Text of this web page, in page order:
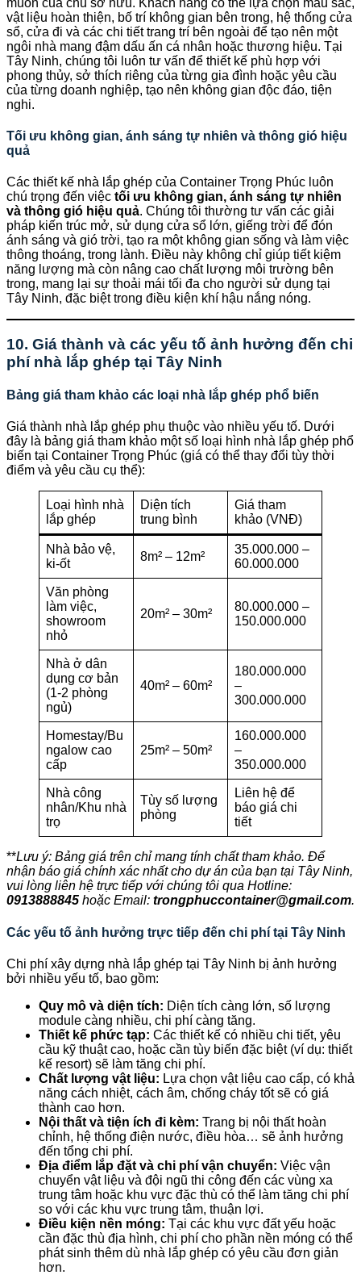
vật liệu hoàn thiện, bố trí không gian bên trong, hệ thống cửa
sổ, cửa đi và các chi tiết trang trí bên ngoài để tạo nên một
ngôi nhà mang đậm dấu ấn cá nhân hoặc thương hiệu. Tại
Tây Ninh, chúng tôi luôn tư vấn để thiết kế phù hợp với
phong thủy, sở thích riêng của từng gia đình hoặc yêu cầu
của từng doanh nghiệp, tạo nên không gian độc đáo, tiện
nghi.
Tối ưu không gian, ánh sáng tự nhiên và thông gió hiệu
quả
Các thiết kế nhà lắp ghép của Container Trọng Phúc luôn
chú trọng đến việc tối ưu không gian, ánh sáng tự nhiên
và thông gió hiệu quả. Chúng tôi thường tư vấn các giải
pháp kiến trúc mở, sử dụng cửa sổ lớn, giếng trời để đón
ánh sáng và gió trời, tạo ra một không gian sống và làm việc
thông thoáng, trong lành. Điều này không chỉ giúp tiết kiệm
năng lượng mà còn nâng cao chất lượng môi trường bên
trong, mang lại sự thoải mái tối đa cho người sử dụng tại
Tây Ninh, đặc biệt trong điều kiện khí hậu nắng nóng.
10. Giá thành và các yếu tố ảnh hưởng đến chi
phí nhà lắp ghép tại Tây Ninh
Bảng giá tham khảo các loại nhà lắp ghép phổ biến
Giá thành nhà lắp ghép phụ thuộc vào nhiều yếu tố. Dưới
đây là bảng giá tham khảo một số loại hình nhà lắp ghép phổ
biến tại Container Trọng Phúc (giá có thể thay đổi tùy thời
điểm và yêu cầu cụ thể):
Loại hình nhà
lắp ghép
Diện tích
trung bình
Giá tham
khảo (VNĐ)
Nhà bảo vệ,
ki-ốt
8m² – 12m²
35.000.000 –
60.000.000
Văn phòng
làm việc,
showroom
nhỏ
20m² – 30m²
80.000.000 –
150.000.000
Nhà ở dân
dụng cơ bản
(1-2 phòng
ngủ)
40m² – 60m²
180.000.000
–
300.000.000
Homestay/Bu
ngalow cao
cấp
25m² – 50m²
160.000.000
–
350.000.000
Nhà công
nhân/Khu nhà
trọ
Tùy số lượng
phòng
Liên hệ để
báo giá chi
tiết
**Lưu ý: Bảng giá trên chỉ mang tính chất tham khảo. Để
nhận báo giá chính xác nhất cho dự án của bạn tại Tây Ninh,
vui lòng liên hệ trực tiếp với chúng tôi qua Hotline:
0913888845 hoặc Email: trongphuccontainer@gmail.com.
Các yếu tố ảnh hưởng trực tiếp đến chi phí tại Tây Ninh
Chi phí xây dựng nhà lắp ghép tại Tây Ninh bị ảnh hưởng
bởi nhiều yếu tố, bao gồm:
Quy mô và diện tích: Diện tích càng lớn, số lượng
module càng nhiều, chi phí càng tăng.
Thiết kế phức tạp: Các thiết kế có nhiều chi tiết, yêu
cầu kỹ thuật cao, hoặc cần tùy biến đặc biệt (ví dụ: thiết
kế resort) sẽ làm tăng chi phí.
Chất lượng vật liệu: Lựa chọn vật liệu cao cấp, có khả
năng cách nhiệt, cách âm, chống cháy tốt sẽ có giá
thành cao hơn.
Nội thất và tiện ích đi kèm: Trang bị nội thất hoàn
chỉnh, hệ thống điện nước, điều hòa… sẽ ảnh hưởng
đến tổng chi phí.
Địa điểm lắp đặt và chi phí vận chuyển: Việc vận
chuyển vật liệu và đội ngũ thi công đến các vùng xa
trung tâm hoặc khu vực đặc thù có thể làm tăng chi phí
so với các khu vực trung tâm, thuận lợi.
Điều kiện nền móng: Tại các khu vực đất yếu hoặc
cần đặc thù địa hình, chi phí cho phần nền móng có thể
phát sinh thêm dù nhà lắp ghép có yêu cầu đơn giản
hơn.